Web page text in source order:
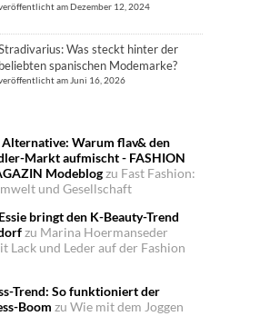
am Dezember 12, 2024
Was steckt hinter der
beliebten spanischen Modemarke?
am Juni 16, 2026
Alternative: Warum flav& den
Markt aufmischt - FASHION
Modeblogzu Fast Fashion:
und Gesellschaft
bringt den K-Beauty-Trend
zu Marina Hoermanseder
Lack und Leder auf der Fashion
Trend: So funktioniert der
Boom zu Wie mit dem Joggen